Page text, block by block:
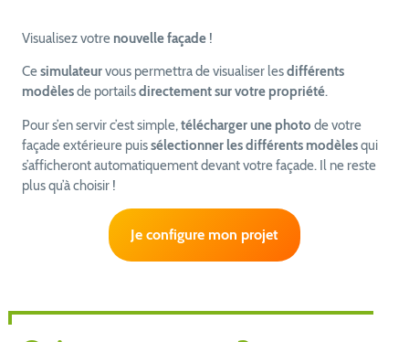
Visualisez votrenouvelle façade!
Cesimulateurvous permettra de visualiser lesdifférents
modèlesde portailsdirectement sur votre propriété.
Pour s’en servir c’est simple, télécharger une photo de votre
façade extérieure puissélectionner les différents modèlesqui
s’afficheront automatiquement devant votre façade. Il ne reste
plus qu’à choisir !
Je configure mon projet